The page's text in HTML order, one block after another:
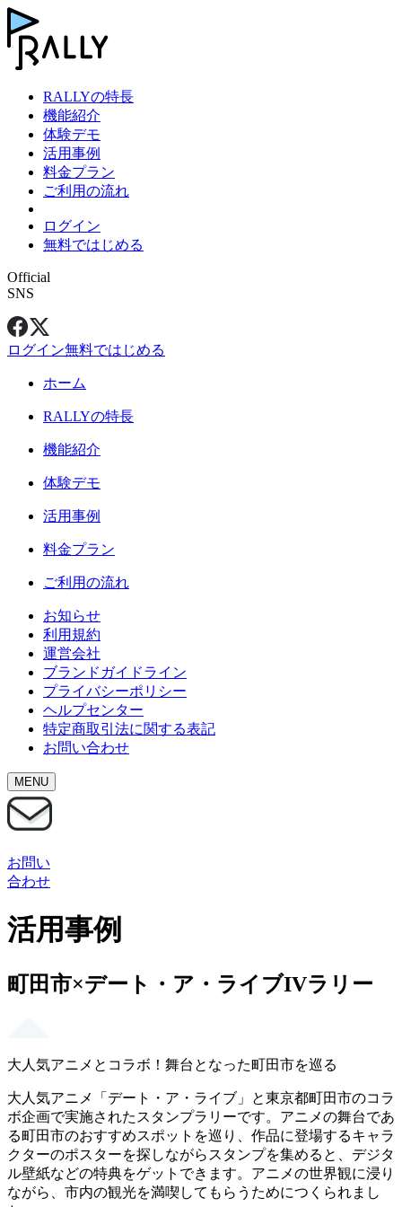
RALLYの特長
機能紹介
体験デモ
活用事例
料金プラン
ご利用の流れ
ログイン
無料ではじめる
Official
SNS
ログイン無料ではじめる
ホーム
RALLYの特長
機能紹介
体験デモ
活用事例
料金プラン
ご利用の流れ
お知らせ
利用規約
運営会社
ブランドガイドライン
プライバシーポリシー
ヘルプセンター
特定商取引法に関する表記
お問い合わせ
MENU
お問い
合わせ
活用事例
町田市×デート・ア・ライブIVラリー
大人気アニメとコラボ！舞台となった町田市を巡る
大人気アニメ「デート・ア・ライブ」と東京都町田市のコラ
ボ企画で実施されたスタンプラリーです。アニメの舞台であ
る町田市のおすすめスポットを巡り、作品に登場するキャラ
クターのポスターを探しながらスタンプを集めると、デジタ
ル壁紙などの特典をゲットできます。アニメの世界観に浸り
ながら、市内の観光を満喫してもらうためにつくられまし